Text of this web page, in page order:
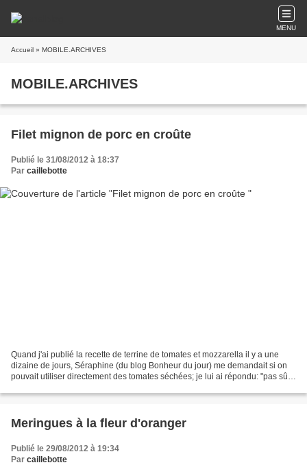
MENU
Accueil » MOBILE.ARCHIVES
MOBILE.ARCHIVES
Filet mignon de porc en croûte
Publié le 31/08/2012 à 18:37
Par caillebotte
Quand j'ai publié la recette de terrine de tomates et mozzarella il y a une
dizaine de jours, Séraphine (du blog Bonheur du jour) me demandait si on
pouvait utiliser directement des tomates séchées; je lui ai répondu: "pas sûr,
Meringues à la fleur d'oranger
Publié le 29/08/2012 à 19:34
Par caillebotte